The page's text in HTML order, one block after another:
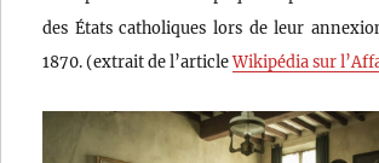
des États catholiques lors de leur
1870. (extrait de l’articleWikipédia sur